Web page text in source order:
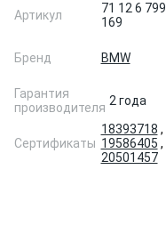
Артикул
71 12 6 799
169
Бренд BMW
Гарантия
производителя 2 года
Сертификаты
18393718 ,
19586405 ,
20501457